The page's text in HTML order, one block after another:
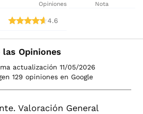
Opiniones Nota
4.6
Opiniones
actualización 11/05/2026
129 opiniones en Google
Valoración General